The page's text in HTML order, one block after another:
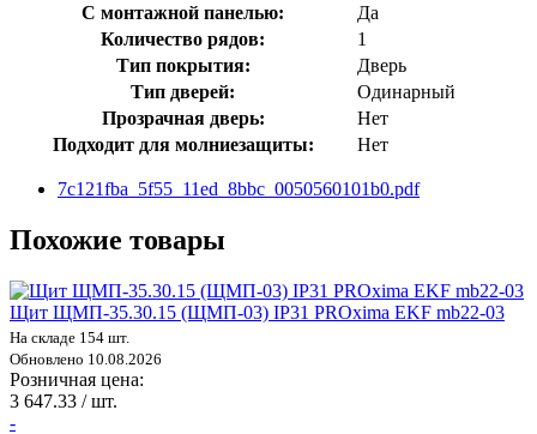
С монтажной панелью:
Да
Количество рядов:
1
Тип покрытия:
Дверь
Тип дверей:
Одинарный
Прозрачная дверь:
Нет
Подходит для молниезащиты:
Нет
7c121fba_5f55_11ed_8bbc_0050560101b0.pdf
Похожие товары
Щит ЩМП-35.30.15 (ЩМП-03) IP31 PROxima EKF mb22-03
На складе 154 шт.
Обновлено 10.08.2026
Розничная цена:
3 647.33 / шт.
-